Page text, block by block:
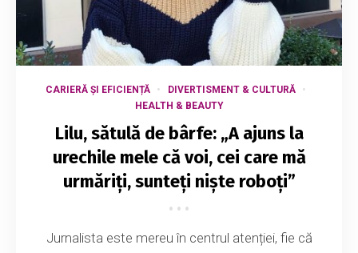
CARIERĂ ȘI EFICIENȚĂ
DIVERTISMENT & CULTURĂ
HEALTH & BEAUTY
Lilu, sătulă de bârfe: „A ajuns la
urechile mele că voi, cei care mă
urmăriți, sunteți niște roboți”
Jurnalista este mereu în centrul atenției, fie că